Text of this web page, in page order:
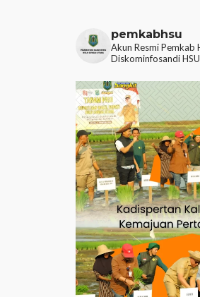
pemkabhsu
Akun Resmi Pemkab
Diskominfosandi HSU